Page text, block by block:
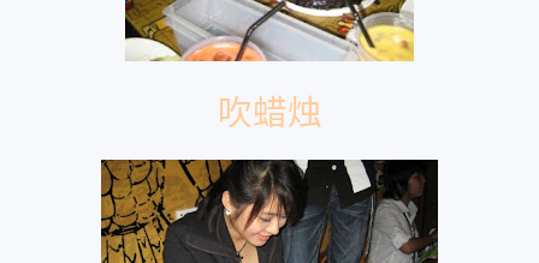
吹蜡烛